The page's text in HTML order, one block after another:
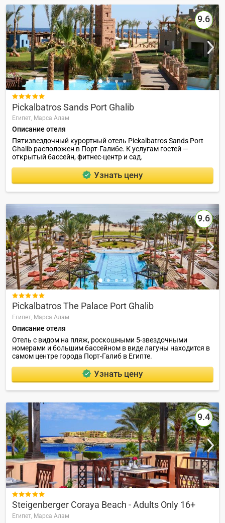
воспользоваться удобным поиском по сайту, также на
Farvater Travel вы найдете множество фото отелей и
отзывов про лучшие отели Марса Алам (регион) 5
звезд
СВЕРНУТЬ
9.6

Pickalbatros Sands Port Ghalib
Египет, Марса Алам
Описание отеля
Пятизвездочный курортный отель Pickalbatros Sands Port
Ghalib расположен в Порт-Галибе. К услугам гостей —
открытый бассейн, фитнес-центр и сад.
Узнать цену
9.6

Pickalbatros The Palace Port Ghalib
Египет, Марса Алам
Описание отеля
Отель с видом на пляж, роскошными 5-звездочными
номерами и большим бассейном в виде лагуны находится в
самом центре города Порт-Галиб в Египте.
Узнать цену
9.4

Steigenberger Coraya Beach - Adults Only 16+
Египет, Марса Алам